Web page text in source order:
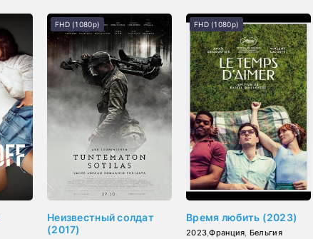
Неизвестный солдат
(2017)
FHD (1080p)
Время любить (2023)
2023,Франция, Бельгия
FHD (1080p)